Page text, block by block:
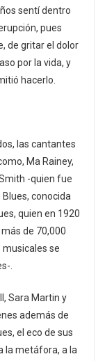
sentí dentro
pues
de gritar el dolor
por la vida, y
hacerlo.
las cantantes
Ma Rainey,
-quien fue
conocida
quien en 1920
de 70,000
se
.
Sara Martin y
además de
el eco de sus
la metáfora, a la